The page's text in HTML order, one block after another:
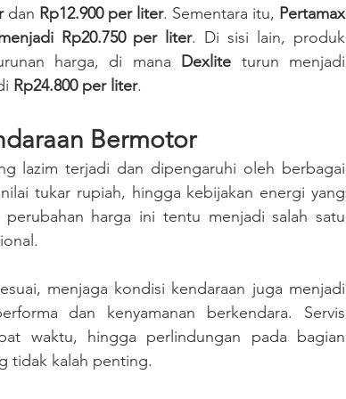
dan Rp12.900 per liter. Sementara itu, Pertamax
Rp20.750 per liter. Di sisi lain, produk
harga, di mana Dexlite
Rp24.800 per liter.
Bermotor
lazim terjadi dan dipengaruhi oleh berbagai
tukar rupiah, hingga kebijakan energi yang
harga ini tentu menjadi salah satu
menjaga kondisi kendaraan juga menjadi
dan kenyamanan berkendara. Servis
waktu, hingga perlindungan pada bagian
tidak kalah penting.